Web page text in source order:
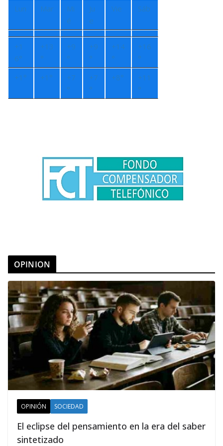
Lun
Mar
Mi
é
Ju
e
Vie Sáb
+1
6°
+13
°
+9
°
+9
°
+14
°
+16
°
+1° +1° +7
°
+7
°
+8° +11
°
OPINION
OPINIÓN SOCIEDAD
El eclipse del pensamiento en la era del saber
sintetizado